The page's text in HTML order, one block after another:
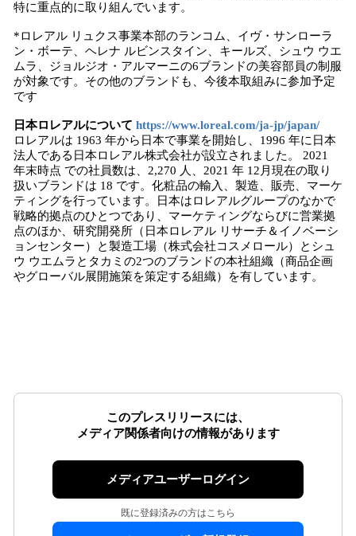
特に重点的に取り組んでいます。
*ロレアル リュクス事業本部のランコム、イヴ・サンローラ
ン・ボーテ、ヘレナ ルビンスタイン、キールズ、シュウ ウエ
ムラ、ジョルジオ・アルマーニの6ブランドの美容部員の制服
が対象です。その他のブランドも、今後本取組みに参加予定
です
日本ロレアルについて https://www.loreal.com/ja-jp/japan/
ロレアルは 1963 年から日本で事業を開始し、1996 年に日本
法人である日本ロレアル株式会社が設立されました。 2021
年末時点 での社員数は、2,270 人、2021 年 12月現在の取り
扱いブランドは 18 です。化粧品の輸入、製造、販売、マーケ
ティングを行っています。日本はロレアルグループのなかで
戦略的拠点のひとつであり、マーケティングならびに営業拠
点のほか、研究開発所（日本ロレアル リサーチ＆イノベーシ
ョンセンター）と製造工場（株式会社コスメロール）とシュ
ウ ウエムラとタカミの2つのブランドの本社組織（商品企画
やグローバル展開施策を策定する組織）を有しています。
このプレスリリースには、
メディア関係者向けの情報があります
メディアユーザーログイン
既に登録済みの方はこちら